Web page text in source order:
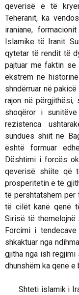
qeverisë e të
Teheranit, ka
iraniane,
Islamike të Iranit.
qytetar të rendit të
pajtuar me faktin
ekstrem në
shndërruar në
rajon në
shoqëror i
rezistenca
sundues shiit në
është formuar
Dështimi i forcës
qeverisë shiite që
prosperitetin e të
të përshtatshëm për
të cilët kanë qenë
Sirisë të themelojnë
Forcimi i
shkaktuar nga
gjitha nga ish
dhunshëm ka qenë
Shteti islamik i